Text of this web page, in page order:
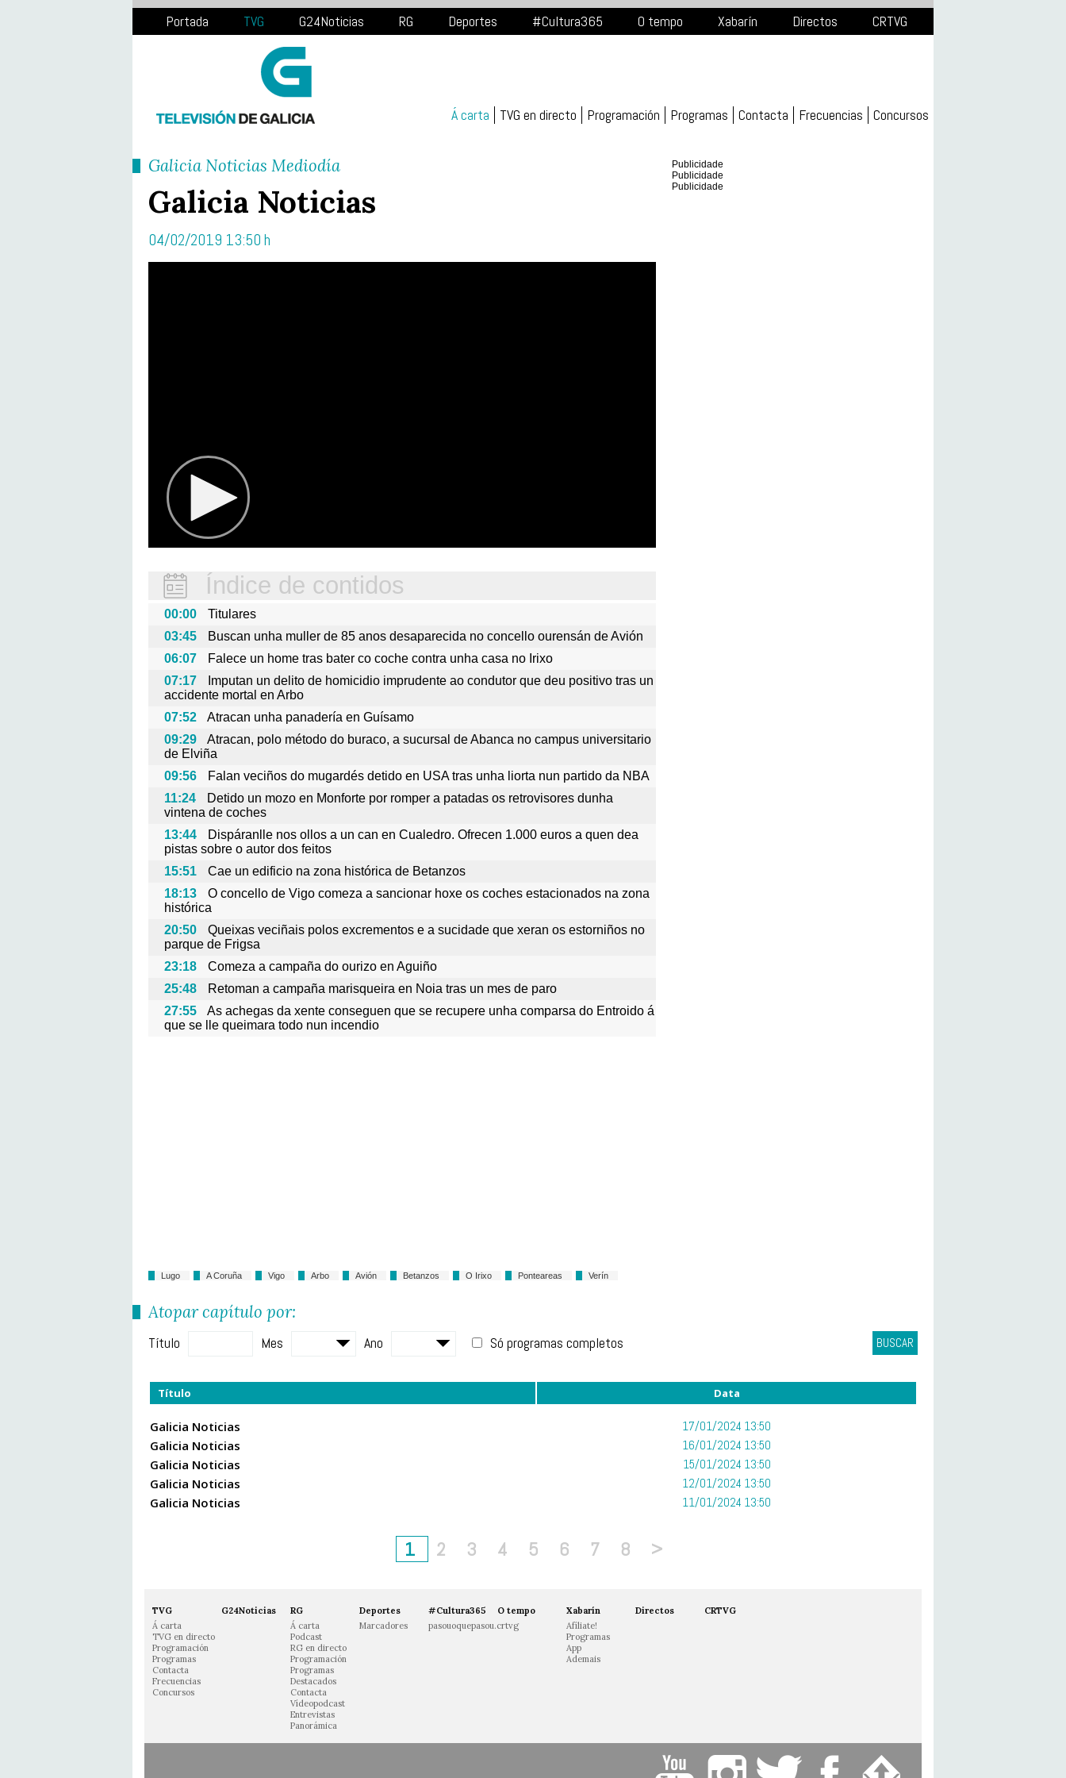
Portada TVG G24Noticias RG Deportes #Cultura365 O tempo Xabarín Directos CRTVG
Á carta TVG en directo Programación Programas Contacta Frecuencias Concursos
Galicia Noticias Mediodía
Galicia Noticias
04/02/2019 13:50 h
Índice de contidos
00:00
Titulares
03:45
Buscan unha muller de 85 anos desaparecida no concello ourensán de Avión
06:07
Falece un home tras bater co coche contra unha casa no Irixo
07:17
Imputan un delito de homicidio imprudente ao condutor que deu positivo tras un
accidente mortal en Arbo
07:52
Atracan unha panadería en Guísamo
09:29
Atracan, polo método do buraco, a sucursal de Abanca no campus universitario
de Elviña
09:56
Falan veciños do mugardés detido en USA tras unha liorta nun partido da NBA
11:24
Detido un mozo en Monforte por romper a patadas os retrovisores dunha
vintena de coches
13:44
Dispáranlle nos ollos a un can en Cualedro. Ofrecen 1.000 euros a quen dea
pistas sobre o autor dos feitos
15:51
Cae un edificio na zona histórica de Betanzos
18:13
O concello de Vigo comeza a sancionar hoxe os coches estacionados na zona
histórica
20:50
Queixas veciñais polos excrementos e a sucidade que xeran os estorniños no
parque de Frigsa
23:18
Comeza a campaña do ourizo en Aguiño
25:48
Retoman a campaña marisqueira en Noia tras un mes de paro
27:55
As achegas da xente conseguen que se recupere unha comparsa do Entroido á
que se lle queimara todo nun incendio
Lugo A Coruña Vigo Arbo Avión Betanzos O Irixo Ponteareas Verín
Publicidade
Publicidade
Publicidade
Atopar capítulo por:
Título Mes Ano Só programas completos BUSCAR
Título Data
Galicia Noticias 17/01/2024 13:50
Galicia Noticias 16/01/2024 13:50
Galicia Noticias 15/01/2024 13:50
Galicia Noticias 12/01/2024 13:50
Galicia Noticias 11/01/2024 13:50
1 2 3 4 5 6 7 8 >
TVG
Á carta
TVG en directo
Programación
Programas
Contacta
Frecuencias
Concursos
G24Noticias
RG
Á carta
Podcast
RG en directo
Programación
Programas
Destacados
Contacta
Vídeopodcast
Entrevistas
Panorámica
Deportes
Marcadores
#Cultura365
pasouoquepasou.crtvg
O tempo
Xabarín
Afíliate!
Programas
App
Ademais
Directos CRTVG